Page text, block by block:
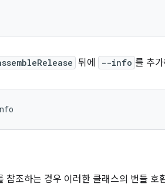
뒤에 --info 를 추
참조하는 경우 이러한 클래스의 번들 호